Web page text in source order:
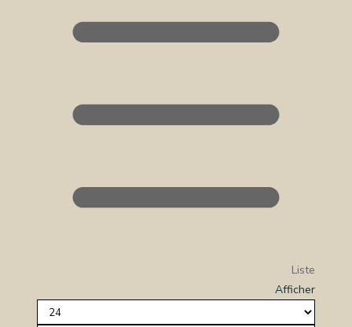
Liste
Afficher